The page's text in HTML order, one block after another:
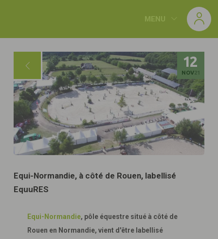
MENU
12
NOV21
Equi-Normandie, à côté de Rouen, labellisé
EquuRES
Equi-Normandie, pôle équestre situé à côté de
Rouen en Normandie, vient d'être labellisé